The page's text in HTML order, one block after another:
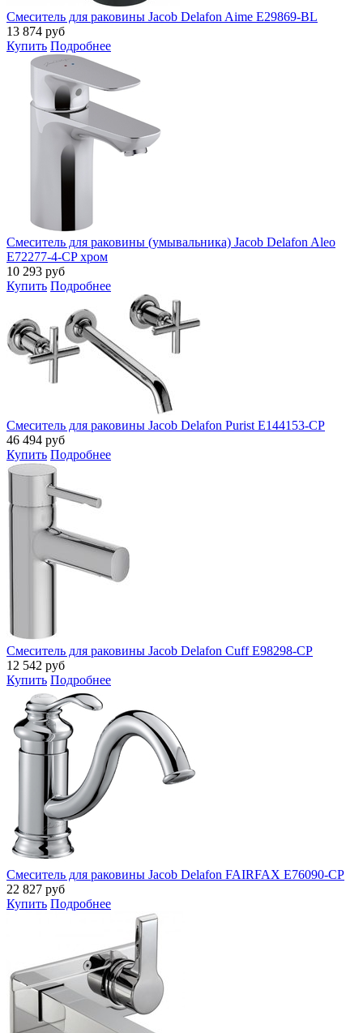
Смеситель для раковины Jacob Delafon Aime E29869-BL
13 874 руб
Купить Подробнее
Смеситель для раковины (умывальника) Jacob Delafon Aleo
E72277-4-CP хром
10 293 руб
Купить Подробнее
Смеситель для раковины Jacob Delafon Purist E144153-CP
46 494 руб
Купить Подробнее
Смеситель для раковины Jacob Delafon Cuff E98298-CP
12 542 руб
Купить Подробнее
Смеситель для раковины Jacob Delafon FAIRFAX E76090-CP
22 827 руб
Купить Подробнее